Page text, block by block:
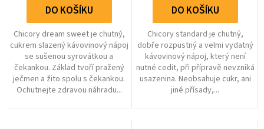
DO KOŠÍKU
Chicory dream sweet je chutný,
cukrem slazený kávovinový nápoj
se sušenou syrovátkou a
čekankou. Základ tvoří pražený
ječmen a žito spolu s čekankou.
Ochutnejte zdravou náhradu...
DO KOŠÍKU
Chicory standard je chutný,
dobře rozpustný a velmi vydatný
kávovinový nápoj, který není
nutné cedit, při přípravě nevzniká
usazenina. Neobsahuje cukr, ani
jiné přísady,...